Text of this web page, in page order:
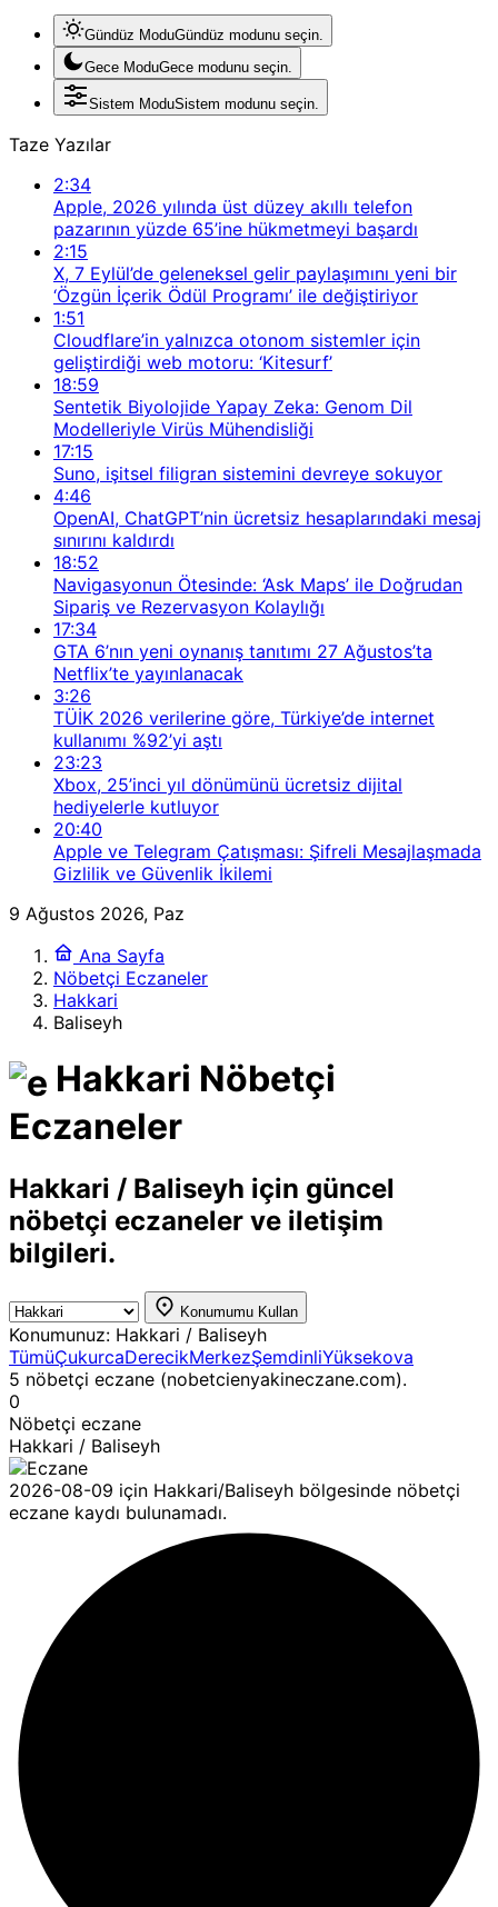
Gündüz ModuGündüz modunu seçin.
Gece ModuGece modunu seçin.
Sistem ModuSistem modunu seçin.
Taze Yazılar
2:34
Apple, 2026 yılında üst düzey akıllı telefon
pazarının yüzde 65’ine hükmetmeyi başardı
2:15
X, 7 Eylül’de geleneksel gelir paylaşımını yeni bir
‘Özgün İçerik Ödül Programı’ ile değiştiriyor
1:51
Cloudflare’in yalnızca otonom sistemler için
geliştirdiği web motoru: ‘Kitesurf’
18:59
Sentetik Biyolojide Yapay Zeka: Genom Dil
Modelleriyle Virüs Mühendisliği
17:15
Suno, işitsel filigran sistemini devreye sokuyor
4:46
OpenAI, ChatGPT’nin ücretsiz hesaplarındaki mesaj
sınırını kaldırdı
18:52
Navigasyonun Ötesinde: ‘Ask Maps’ ile Doğrudan
Sipariş ve Rezervasyon Kolaylığı
17:34
GTA 6’nın yeni oynanış tanıtımı 27 Ağustos’ta
Netflix’te yayınlanacak
3:26
TÜİK 2026 verilerine göre, Türkiye’de internet
kullanımı %92’yi aştı
23:23
Xbox, 25’inci yıl dönümünü ücretsiz dijital
hediyelerle kutluyor
20:40
Apple ve Telegram Çatışması: Şifreli Mesajlaşmada
Gizlilik ve Güvenlik İkilemi
9 Ağustos 2026, Paz
Ana Sayfa
Nöbetçi Eczaneler
Hakkari
Baliseyh
Hakkari Nöbetçi
Eczaneler
Hakkari / Baliseyh için güncel
nöbetçi eczaneler ve iletişim
bilgileri.
Konumumu Kullan
Konumunuz: Hakkari / Baliseyh
TümüÇukurcaDerecikMerkezŞemdinliYüksekova
5 nöbetçi eczane (nobetcienyakineczane.com).
0
Nöbetçi eczane
Hakkari / Baliseyh
2026-08-09 için Hakkari/Baliseyh bölgesinde nöbetçi
eczane kaydı bulunamadı.